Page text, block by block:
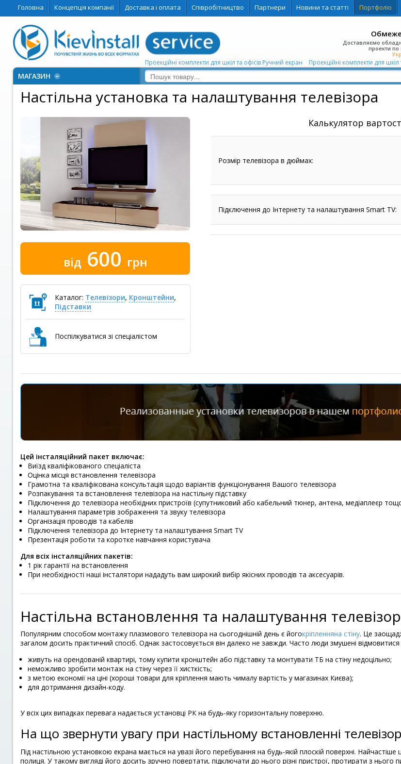
Головна Концепція компанії Доставка і оплата Співробітництво Партнери Новини та статті Портфоліо
Доставляємо
проекти по
МАГАЗИН
Проекційні комплекти для шкіл та офісів Ручний екран Проекційні комплекти для шкіл
Настільна установка та налаштування телевізора
від 600 грн
Каталог: Телевізори, Кронштейни,
Підставки
Поспілкуватися зі спеціалістом
Калькулятор
Розмір телевізора в дюймах:
Підключення до Інтернету та налаштування Smart TV:
Цей інсталяційний пакет включає:
Виїзд кваліфікованого спеціаліста
Оцінка місця встановлення телевізора
Грамотна та кваліфікована консультація щодо варіантів функціонування Вашого телевізора
Розпакування та встановлення телевізора на настільну підставку
Підключення до телевізора необхідних пристроїв (супутниковий або кабельний тюнер, антена, медіаплеєр
Налаштування параметрів зображення та звуку телевізора
Організація проводів та кабелів
Підключення телевізора до Інтернету та налаштування Smart TV
Презентація роботи та коротке навчання користувача
Для всіх інсталяційних пакетів:
1 рік гарантії на встановлення
При необхідності наші інсталятори нададуть вам широкий вибір якісних проводів та аксесуарів.
Настільна встановлення та налаштування
Популярним способом монтажу плазмового телевізора на сьогоднішній день є йогокріпленняна стіну. Це
загалом досить практичний спосіб. Однак застосовується він далеко не завжди. Часто люди змушені
живуть на орендованій квартирі, тому купити кронштейн або підставку та монтувати ТБ на стіну недоцільно;
неможливо зробити монтаж на стіну через її хисткість;
з метою економії на ціні (хороші товари для кріплення мають чималу вартість у магазинах Києва);
для дотримання дизайн-коду.
У всіх цих випадках перевага надається установці РК на будь-яку горизонтальну поверхню.
На що звернути увагу при настільному встановленні
Під настільною установкою екрана мається на увазі його перебування на будь-якій плоскій поверхні. Найчастіше
полиця. У такому вигляді його досить зручно повертати, підключати до нього різні пристрої, протирати з нього